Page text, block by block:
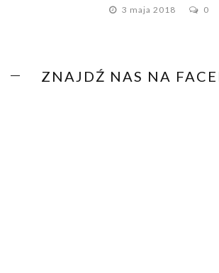
3 maja 2018
0
ZNAJDŹ NAS NA